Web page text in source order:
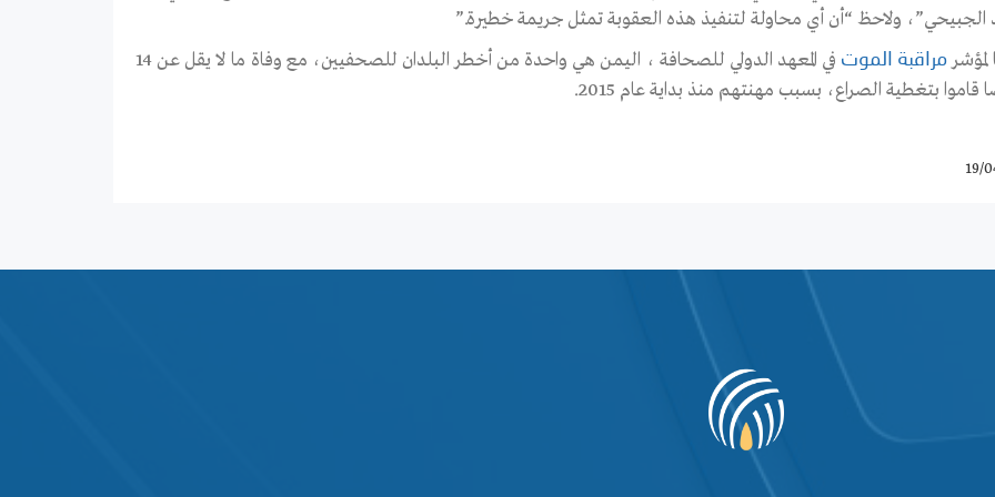
الجبيحي”، ولاحظ “أن أي محاولة لتنفيذ هذه العقوبة تمثل جريمة خطيرة.”
مراقبة الموت
في المعهد الدولي للصحافة ، اليمن هي واحدة من أخطر البلدان للصحفيين، مع وفاة ما لا يقل عن 14
بتغطية الصراع، بسبب مهنتهم منذ بداية عام 2015.
19/